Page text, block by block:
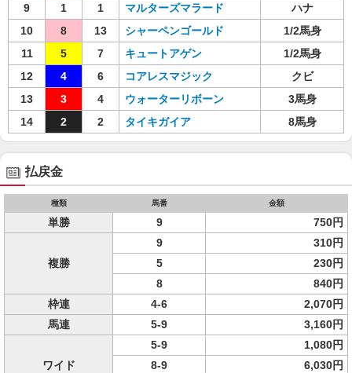
9
1 1 マルターズマラード
ハナ
10
8 13 シャーペンゴールド
1/2馬身
11
5 7 キュートアゲン
1/2馬身
12
4 6 コアレスマジック
クビ
13
3 4 ウォーターリボーン
3馬身
14
2 2 タイキガイア 8馬身
払戻金
種類 馬番 金額
単勝 9 750円
複勝
9
310円
5
230円
8
840円
枠連
4-6
2,070円
馬連
5-9 3,160円
ワイド
5-9
1,080円
8-9
6,030円